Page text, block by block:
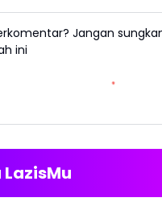
Jangan
ini